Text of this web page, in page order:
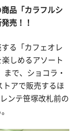
商品「カラフルシ
売！！
る「カフェオレ
しめるアソート
まで、ショコラ・
トアで販売するほ
ンテ笹塚改札前の